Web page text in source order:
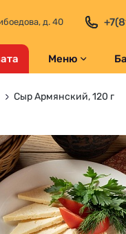
Меню
д. 40
Сыр Армянский, 120 г